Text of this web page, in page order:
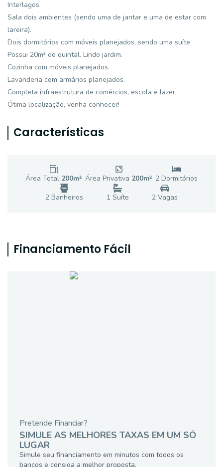
Interlagos.
Sala dois ambientes (sendo uma de jantar e uma de estar com
lareira).
Dois dormitórios com móveis planejados, sendo uma suíte.
Possui 20m² de quintal. Lindo jardim.
Cozinha com móveis planejados.
Lavanderia com armários planejados.
Completa infraestrutura de comércios, escola e lazer.
Ótima localização, venha conhecer!
Características
Área Total 200m² Área Privativa 200m² 2 Dormitórios
2 Banheiros 1 Suíte 2Vagas
Financiamento Fácil
Pretende Financiar?
SIMULE AS MELHORES TAXAS EM UM SÓ
LUGAR
Simule seu financiamento em minutos com todos os
bancos e consiga a melhor proposta.